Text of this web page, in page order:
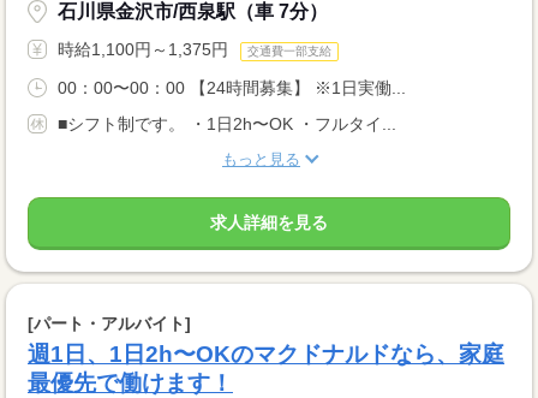
石川県金沢市/西泉駅（車 7分）
時給1,100円～1,375円 交通費一部支給
00：00〜00：00 【24時間募集】 ※1日実働...
■シフト制です。 ・1日2h〜OK ・フルタイ...
もっと見る
求人詳細を見る
[パート・アルバイト]
週1日、1日2h〜OKのマクドナルドなら、家庭
最優先で働けます！